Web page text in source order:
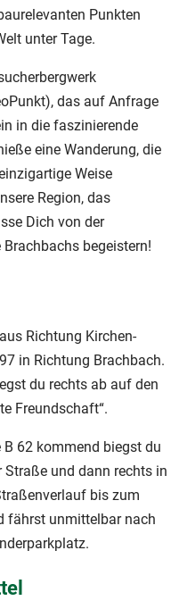
Punkten
unter Tage.
das auf Anfrage
in die faszinierende
eine Wanderung, die
Weise
Region, das
Dich von der
begeistern!
Richtung Kirchen-
in Richtung Brachbach.
du rechts ab auf den
Freundschaft“.
62 kommend biegst du
und dann rechts in
bis zum
fährst unmittelbar nach